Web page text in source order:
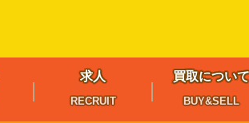
求人
RECRUIT
買取について
BUY&SELL